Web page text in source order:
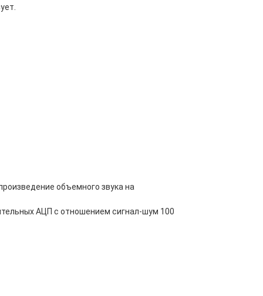
объемного звука на
АЦП с отношением сигнал-шум 100